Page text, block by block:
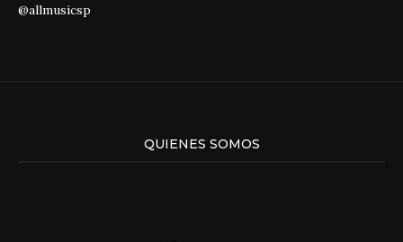
@allmusicsp
QUIENES SOMOS